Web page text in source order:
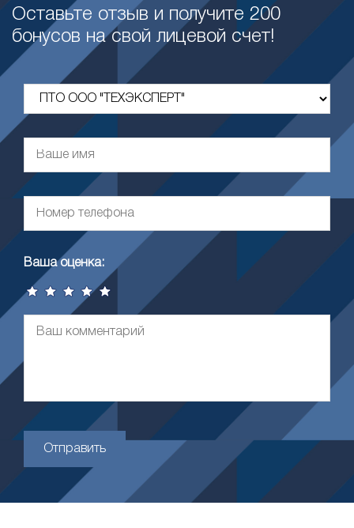
Оставьте отзыв и получите 200
бонусов на свой лицевой счет!
Ваша оценка:
Отправить